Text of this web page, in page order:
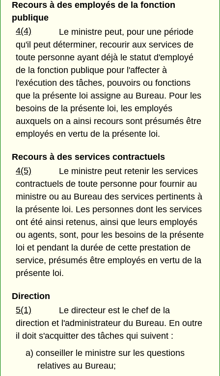
Recours à des employés de la fonction
publique
4(4)
Le ministre peut, pour une période
qu'il peut déterminer, recourir aux services de
toute personne ayant déjà le statut d'employé
de la fonction publique pour l'affecter à
l'exécution des tâches, pouvoirs ou fonctions
que la présente loi assigne au Bureau. Pour les
besoins de la présente loi, les employés
auxquels on a ainsi recours sont présumés être
employés en vertu de la présente loi.
Recours à des services contractuels
4(5)
Le ministre peut retenir les services
contractuels de toute personne pour fournir au
ministre ou au Bureau des services pertinents à
la présente loi. Les personnes dont les services
ont été ainsi retenus, ainsi que leurs employés
ou agents, sont, pour les besoins de la présente
loi et pendant la durée de cette prestation de
service, présumés être employés en vertu de la
présente loi.
Direction
5(1)
Le directeur est le chef de la
direction et l'administrateur du Bureau. En outre
il doit s'acquitter des tâches qui suivent :
a) conseiller le ministre sur les questions
relatives au Bureau;